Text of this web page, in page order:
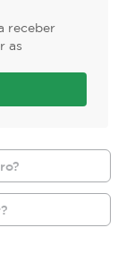
receber
as